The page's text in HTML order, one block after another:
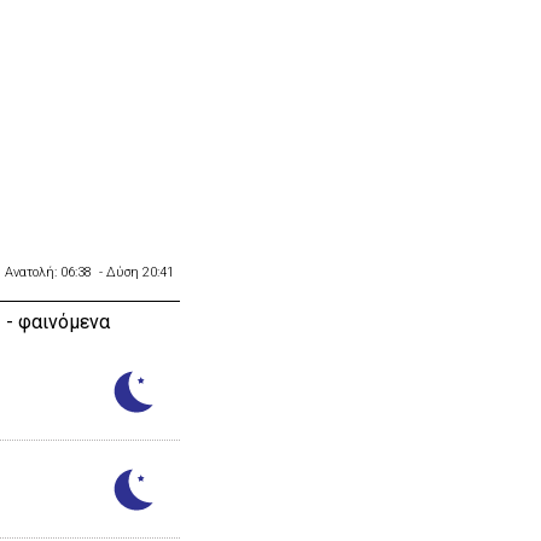
Ανατολή: 06:38 - Δύση 20:41
- φαινόμενα